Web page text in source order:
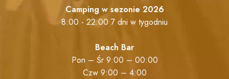
Camping w sezonie 2026
8:00 - 22:00 7 dni w tygodniu
Beach Bar
Pon – Śr 9:00 – 00:00
Czw 9:00 – 4:00